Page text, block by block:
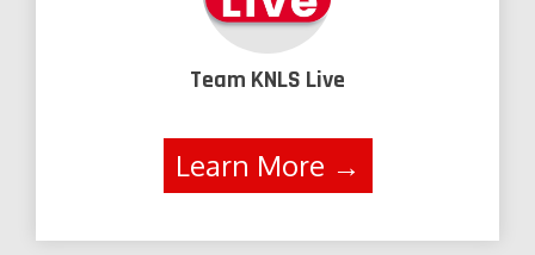
Team KNLS Live
Learn More →